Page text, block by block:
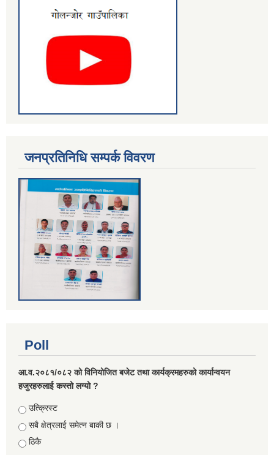
जनप्रतिनिधि सम्पर्क विवरण
Poll
आ.व.२०८१/०८२ को विनियोजित बजेट तथा कार्यक्रमहरुको कार्यान्वयन
हजुरहरुलाई कस्तो लग्यो ?
Choices
उत्क्रिस्ट
सबै क्षेत्रलाई समेत्न बाकी छ ।
ठिकै